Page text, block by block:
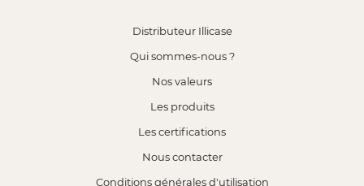
Distributeur Illicase
Qui sommes-nous ?
Nos valeurs
Les produits
Les certifications
Nous contacter
Conditions générales d'utilisation